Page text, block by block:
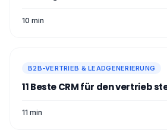
10 min
B2B-VERTRIEB & LEADGENERIERUNG
11 Beste CRM für den vertrieb
11 min